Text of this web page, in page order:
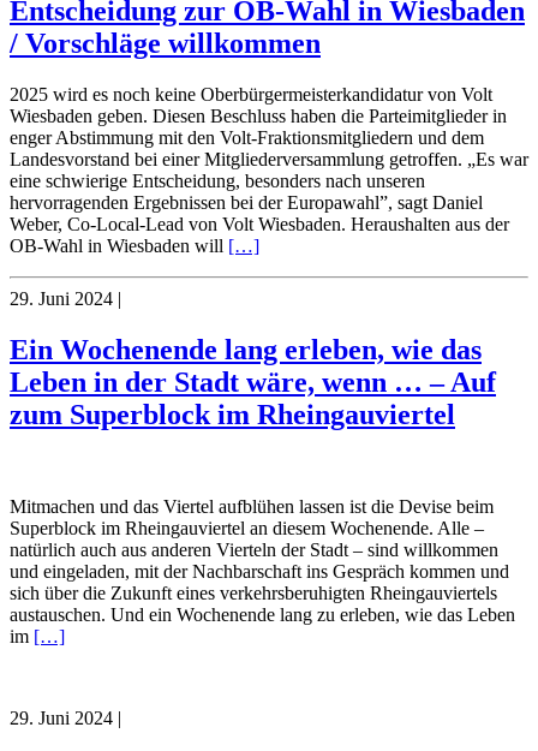
Entscheidung zur OB-Wahl in Wiesbaden
/ Vorschläge willkommen
2025 wird es noch keine Oberbürgermeisterkandidatur von Volt
Wiesbaden geben. Diesen Beschluss haben die Parteimitglieder in
enger Abstimmung mit den Volt-Fraktionsmitgliedern und dem
Landesvorstand bei einer Mitgliederversammlung getroffen. „Es war
eine schwierige Entscheidung, besonders nach unseren
hervorragenden Ergebnissen bei der Europawahl”, sagt Daniel
Weber, Co-Local-Lead von Volt Wiesbaden. Heraushalten aus der
OB-Wahl in Wiesbaden will […]
29. Juni 2024 |
Ein Wochenende lang erleben, wie das
Leben in der Stadt wäre, wenn … – Auf
zum Superblock im Rheingauviertel
Mitmachen und das Viertel aufblühen lassen ist die Devise beim
Superblock im Rheingauviertel an diesem Wochenende. Alle –
natürlich auch aus anderen Vierteln der Stadt – sind willkommen
und eingeladen, mit der Nachbarschaft ins Gespräch kommen und
sich über die Zukunft eines verkehrsberuhigten Rheingauviertels
austauschen. Und ein Wochenende lang zu erleben, wie das Leben
im […]
29. Juni 2024 |